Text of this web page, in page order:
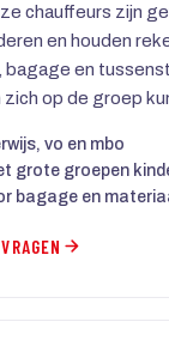
chauffeurs zijn
en houden
bagage en
op de groep
vo en mbo
grote groepen
bagage en